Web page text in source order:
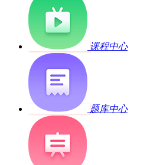
课程中心
题库中心